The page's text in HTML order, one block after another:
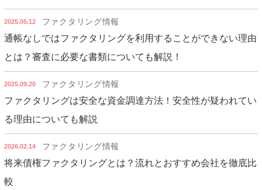
2025.05.12 ファクタリング情報
通帳なしではファクタリングを利用することができない理由
とは？審査に必要な書類についても解説！
2025.09.20 ファクタリング情報
ファクタリングは安全な資金調達方法！安全性が疑われてい
る理由についても解説
2026.02.14 ファクタリング情報
将来債権ファクタリングとは？流れとおすすめ会社を徹底比
較